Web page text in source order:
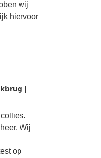
wij
hiervoor
|
Wij
op